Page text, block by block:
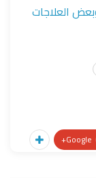
العلاجات
Google+